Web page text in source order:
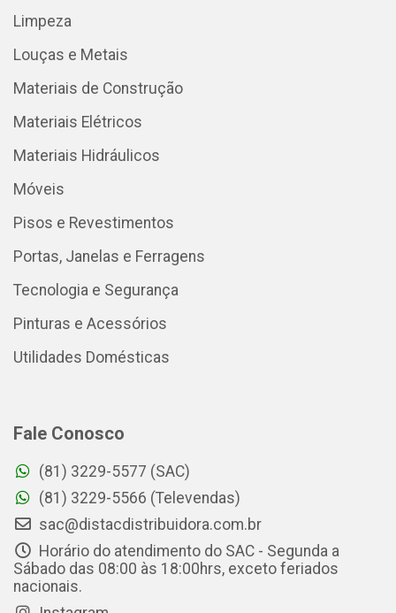
Limpeza
Louças e Metais
Materiais de Construção
Materiais Elétricos
Materiais Hidráulicos
Móveis
Pisos e Revestimentos
Portas, Janelas e Ferragens
Tecnologia e Segurança
Pinturas e Acessórios
Utilidades Domésticas
Fale Conosco
(81) 3229-5577 (SAC)
(81) 3229-5566 (Televendas)
sac@distacdistribuidora.com.br
Horário do atendimento do SAC - Segunda a
Sábado das 08:00 às 18:00hrs, exceto feriados
nacionais.